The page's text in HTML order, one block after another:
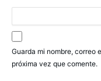
Guarda mi nombre, correo
próxima vez que comente.